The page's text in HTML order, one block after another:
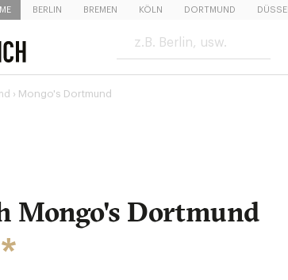
BERLIN BREMEN KÖLN DORTMUND
› Mongo's Dortmund
Mongo's Dortmund